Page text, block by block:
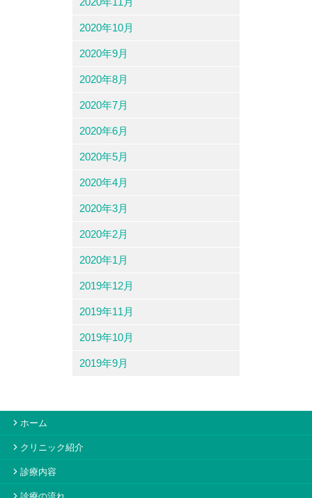
2020年10月
2020年9月
2020年8月
2020年7月
2020年6月
2020年5月
2020年4月
2020年3月
2020年2月
2020年1月
2019年12月
2019年11月
2019年10月
2019年9月
ホーム
クリニック紹介
診療内容